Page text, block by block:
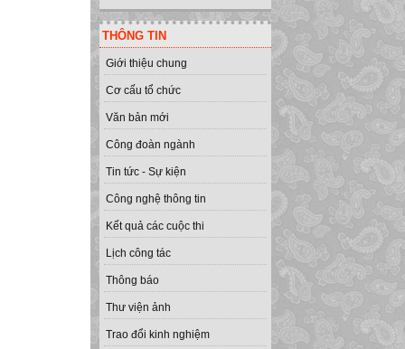
THÔNG TIN
Giới thiệu chung
Cơ cấu tổ chức
Văn bản mới
Công đoàn ngành
Tin tức - Sự kiện
Công nghệ thông tin
Kết quả các cuộc thi
Lịch công tác
Thông báo
Thư viện ảnh
Trao đổi kinh nghiệm